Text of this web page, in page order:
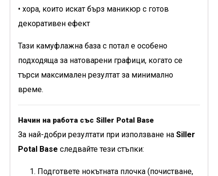
• хора, които искат бърз маникюр с готов
декоративен ефект
Тази камуфлажна база с потал е особено
подходяща за натоварени графици, когато се
търси максимален резултат за минимално
време.
Начин на работа със Siller Potal Base
За най-добри резултати при използване на Siller
Potal Base следвайте тези стъпки:
Подгответе нокътната плочка (почистване,